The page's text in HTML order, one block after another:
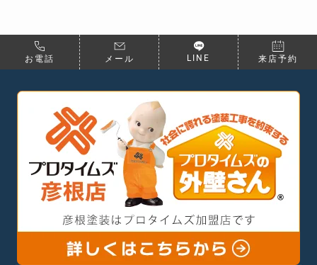
お電話 メール LINE 来店予約